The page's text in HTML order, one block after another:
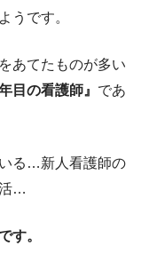
うです。
あてたものが多い
目の看護師』 であ
る…新人看護師の
…
す。